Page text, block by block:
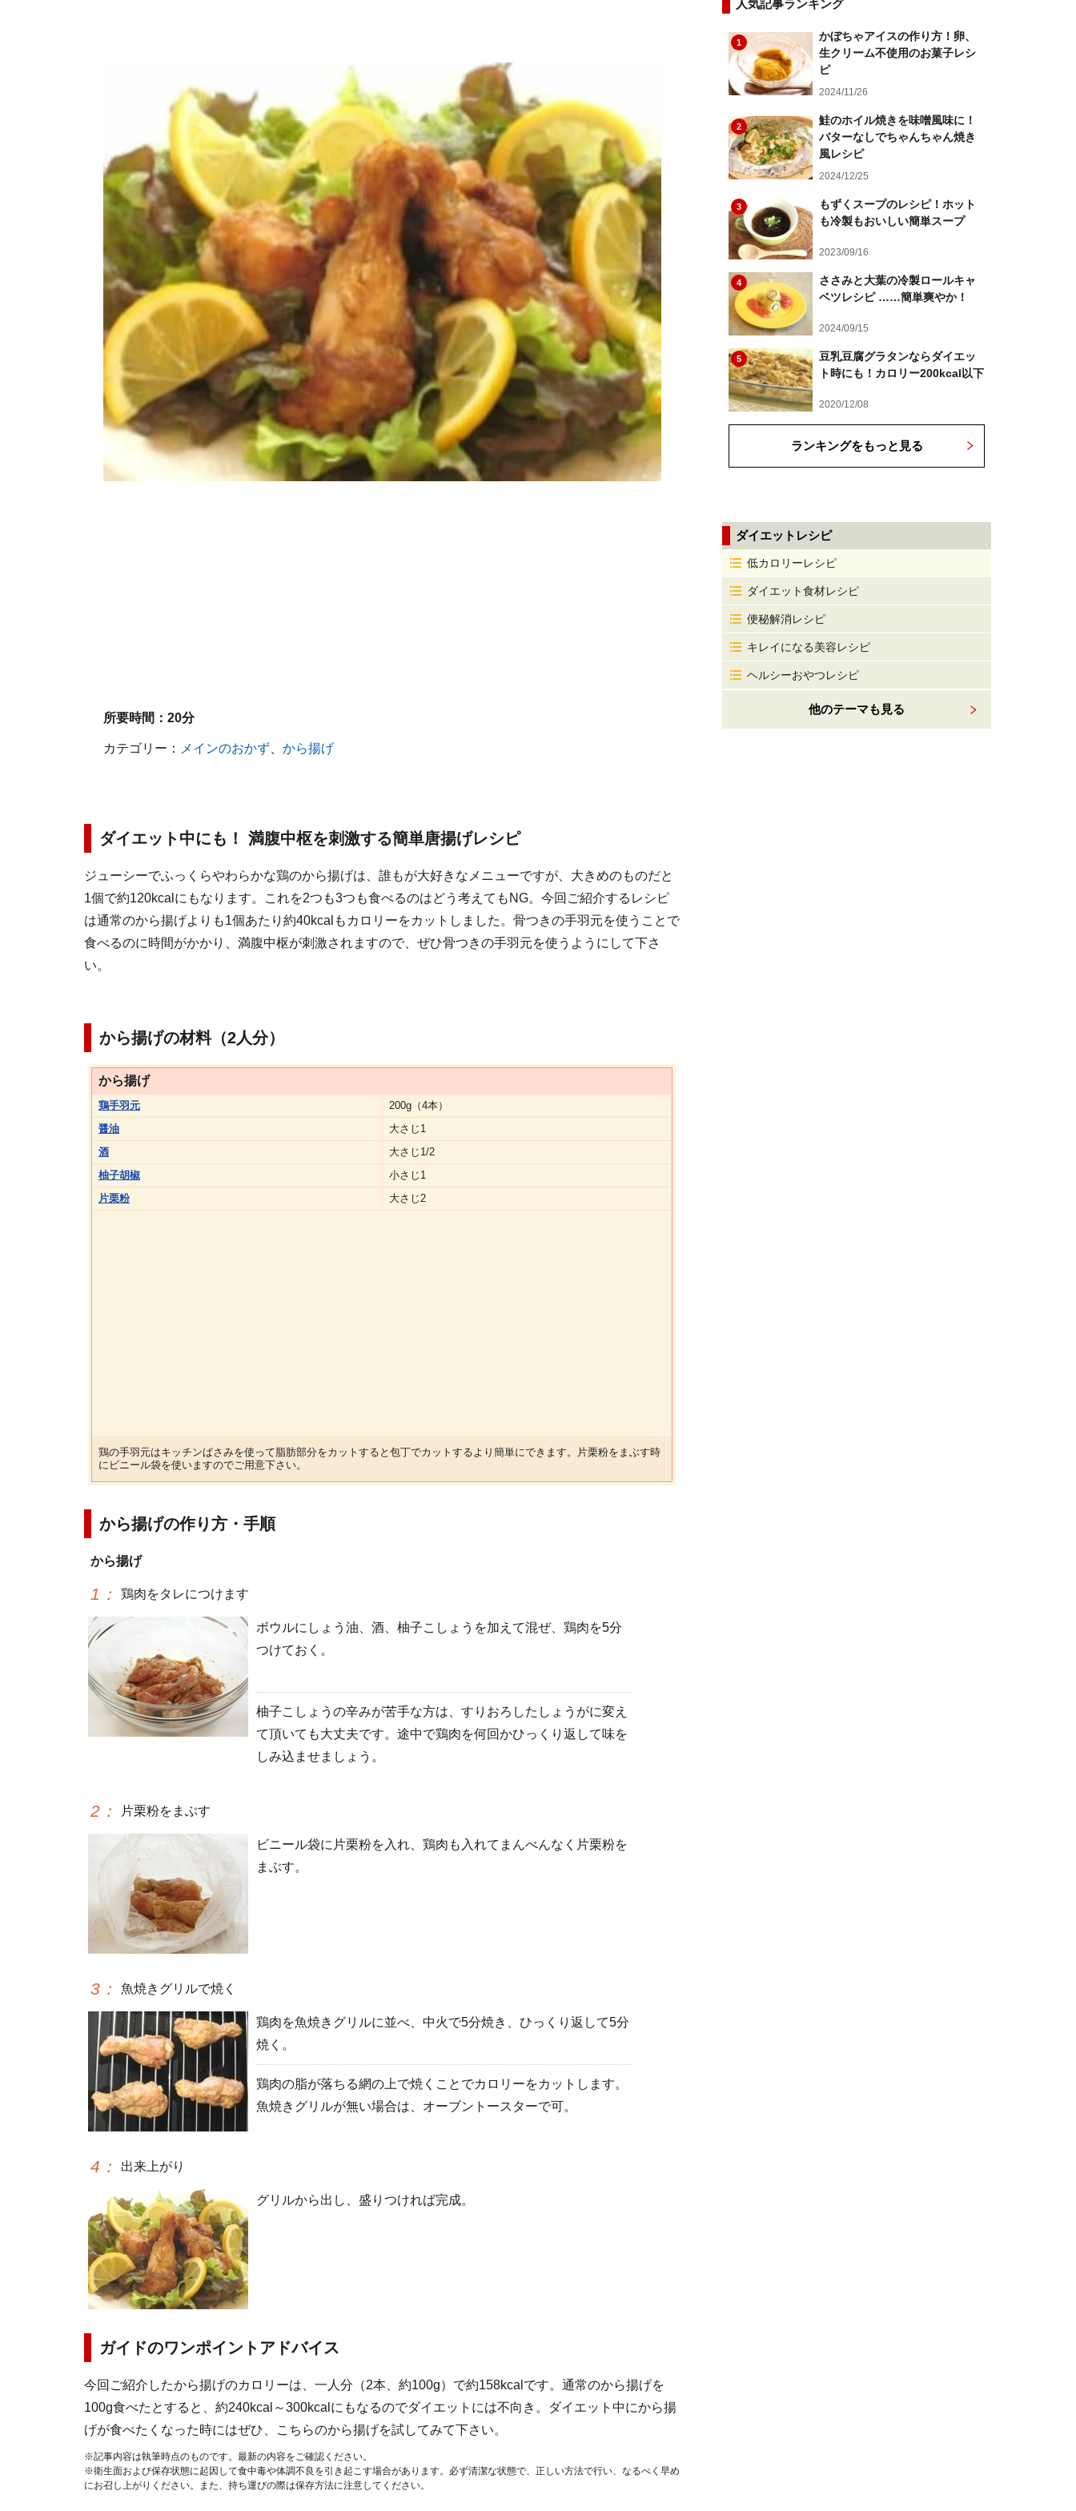
所要時間： 20分
カテゴリー： メインのおかず、 から揚げ
ダイエット中にも！ 満腹中枢を刺激する簡単唐揚げレシピ
ジューシーでふっくらやわらかな鶏のから揚げは、誰もが大好きなメニューですが、大きめのものだと
1個で約120kcalにもなります。これを2つも3つも食べるのはどう考えてもNG。今回ご紹介するレシピ
は通常のから揚げよりも1個あたり約40kcalもカロリーをカットしました。骨つきの手羽元を使うことで
食べるのに時間がかかり、満腹中枢が刺激されますので、ぜひ骨つきの手羽元を使うようにして下さ
い。
から揚げの材料（2人分）
から揚げ
鶏手羽元
200g（4本）
醤油
大さじ1
酒
大さじ1/2
柚子胡椒
小さじ1
片栗粉
大さじ2
鶏の手羽元はキッチンばさみを使って脂肪部分をカットすると包丁でカットするより簡単にできます。片栗粉をまぶす時
にビニール袋を使いますのでご用意下さい。
から揚げの作り方・手順
から揚げ
1 ： 鶏肉をタレにつけます
ボウルにしょう油、酒、柚子こしょうを加えて混ぜ、鶏肉を5分
つけておく。
柚子こしょうの辛みが苦手な方は、すりおろしたしょうがに変え
て頂いても大丈夫です。途中で鶏肉を何回かひっくり返して味を
しみ込ませましょう。
2 ： 片栗粉をまぶす
ビニール袋に片栗粉を入れ、鶏肉も入れてまんべんなく片栗粉を
まぶす。
3 ： 魚焼きグリルで焼く
鶏肉を魚焼きグリルに並べ、中火で5分焼き、ひっくり返して5分
焼く。
鶏肉の脂が落ちる網の上で焼くことでカロリーをカットします。
魚焼きグリルが無い場合は、オーブントースターで可。
4 ： 出来上がり
グリルから出し、盛りつければ完成。
ガイドのワンポイントアドバイス
今回ご紹介したから揚げのカロリーは、一人分（2本、約100g）で約158kcalです。通常のから揚げを
100g食べたとすると、約240kcal～300kcalにもなるのでダイエットには不向き。ダイエット中にから揚
げが食べたくなった時にはぜひ、こちらのから揚げを試してみて下さい。
※記事内容は執筆時点のものです。最新の内容をご確認ください。
※衛生面および保存状態に起因して食中毒や体調不良を引き起こす場合があります。必ず清潔な状態で、正しい方法で行い、なるべく早め
にお召し上がりください。また、持ち運びの際は保存方法に注意してください。
人気記事ランキング
1
かぼちゃアイスの作り方！卵、
生クリーム不使用のお菓子レシ
ピ
2024/11/26
2
鮭のホイル焼きを味噌風味に！
バターなしでちゃんちゃん焼き
風レシピ
2024/12/25
3
もずくスープのレシピ！ホット
も冷製もおいしい簡単スープ
2023/09/16
4
ささみと大葉の冷製ロールキャ
ベツレシピ ……簡単爽やか！
2024/09/15
5
豆乳豆腐グラタンならダイエッ
ト時にも！カロリー200kcal以下
2020/12/08
ランキングをもっと見る
ダイエットレシピ
低カロリーレシピ
ダイエット食材レシピ
便秘解消レシピ
キレイになる美容レシピ
ヘルシーおやつレシピ
他のテーマも見る